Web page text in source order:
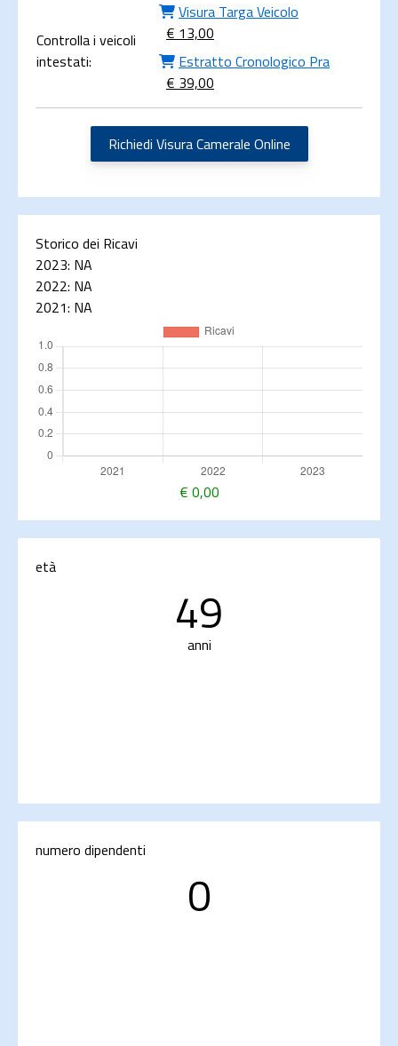
Controlla i veicoli
intestati:
Visura Targa Veicolo
€ 13,00
Estratto Cronologico Pra
€ 39,00
Richiedi Visura Camerale Online
Storico dei Ricavi
2023: NA
2022: NA
2021: NA
€ 0,00
età
49
anni
numero dipendenti
0